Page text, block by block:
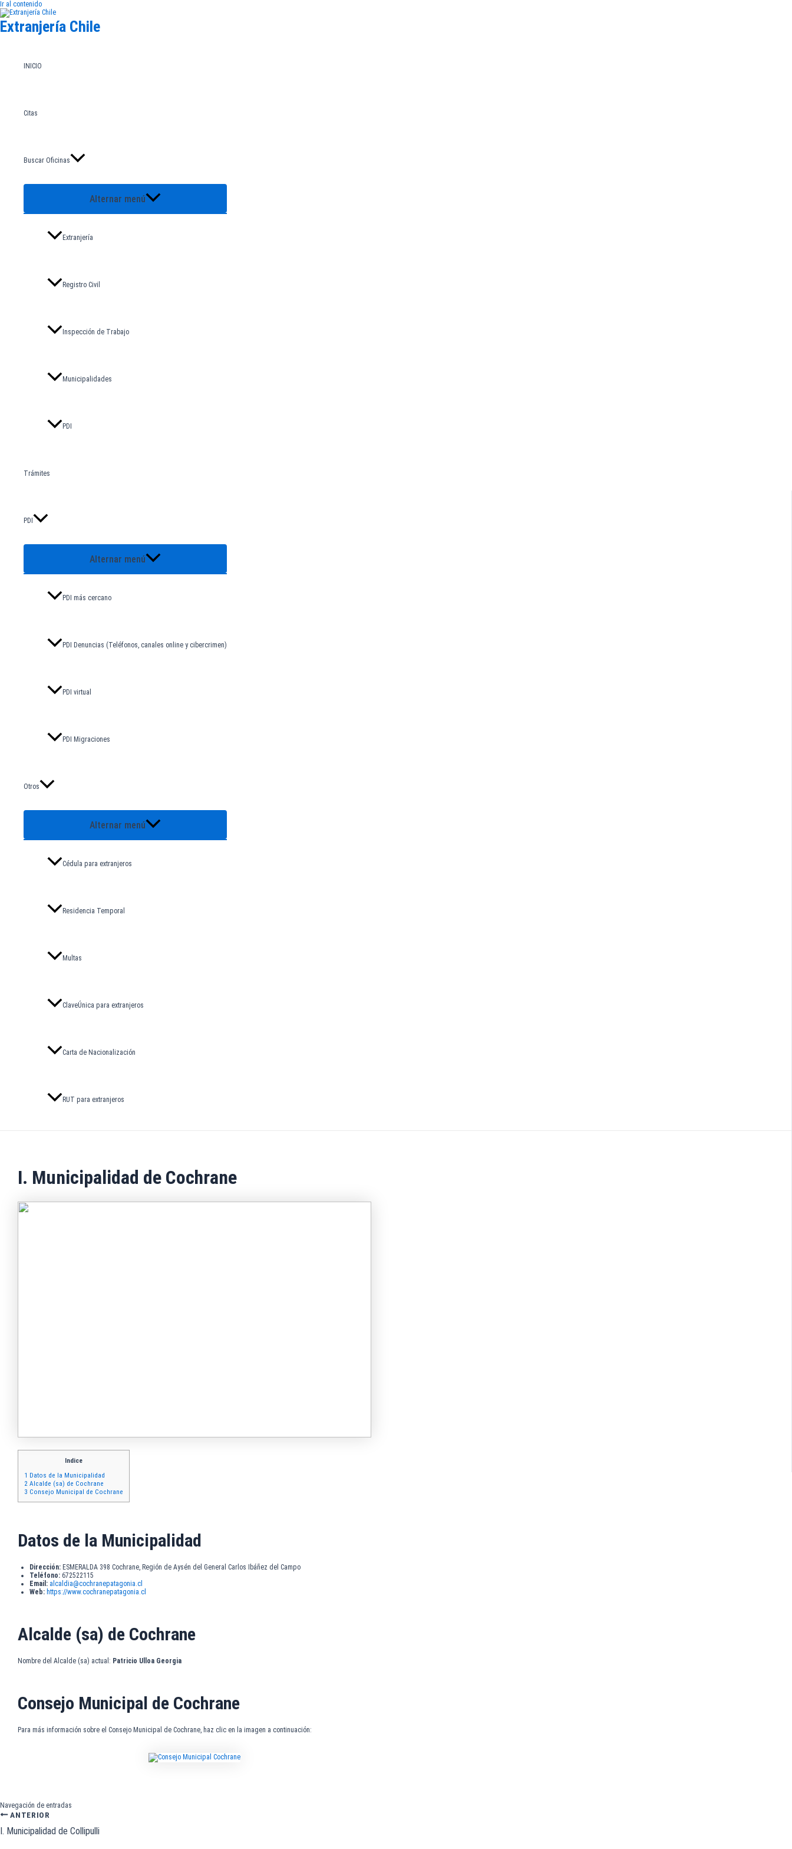
Ir al contenido
Extranjería Chile
INICIO
Citas
Buscar Oficinas
Alternar menú
Extranjería
Registro Civil
Inspección de Trabajo
Municipalidades
PDI
Trámites
PDI
Alternar menú
PDI más cercano
PDI Denuncias (Teléfonos, canales online y cibercrimen)
PDI virtual
PDI Migraciones
Otros
Alternar menú
Cédula para extranjeros
Residencia Temporal
Multas
ClaveÚnica para extranjeros
Carta de Nacionalización
RUT para extranjeros
I. Municipalidad de Cochrane
Indice
1 Datos de la Municipalidad
2 Alcalde (sa) de Cochrane
3 Consejo Municipal de Cochrane
Datos de la Municipalidad
Dirección: ESMERALDA 398 Cochrane, Región de Aysén del General Carlos Ibáñez del Campo
Teléfono: 672522115
Email: alcaldia@cochranepatagonia.cl
Web: https://www.cochranepatagonia.cl
Alcalde (sa) de Cochrane
Nombre del Alcalde (sa) actual: Patricio Ulloa Georgia
Consejo Municipal de Cochrane
Para más información sobre el Consejo Municipal de Cochrane, haz clic en la imagen a continuación:
Navegación de entradas
ANTERIOR
I. Municipalidad de Collipulli